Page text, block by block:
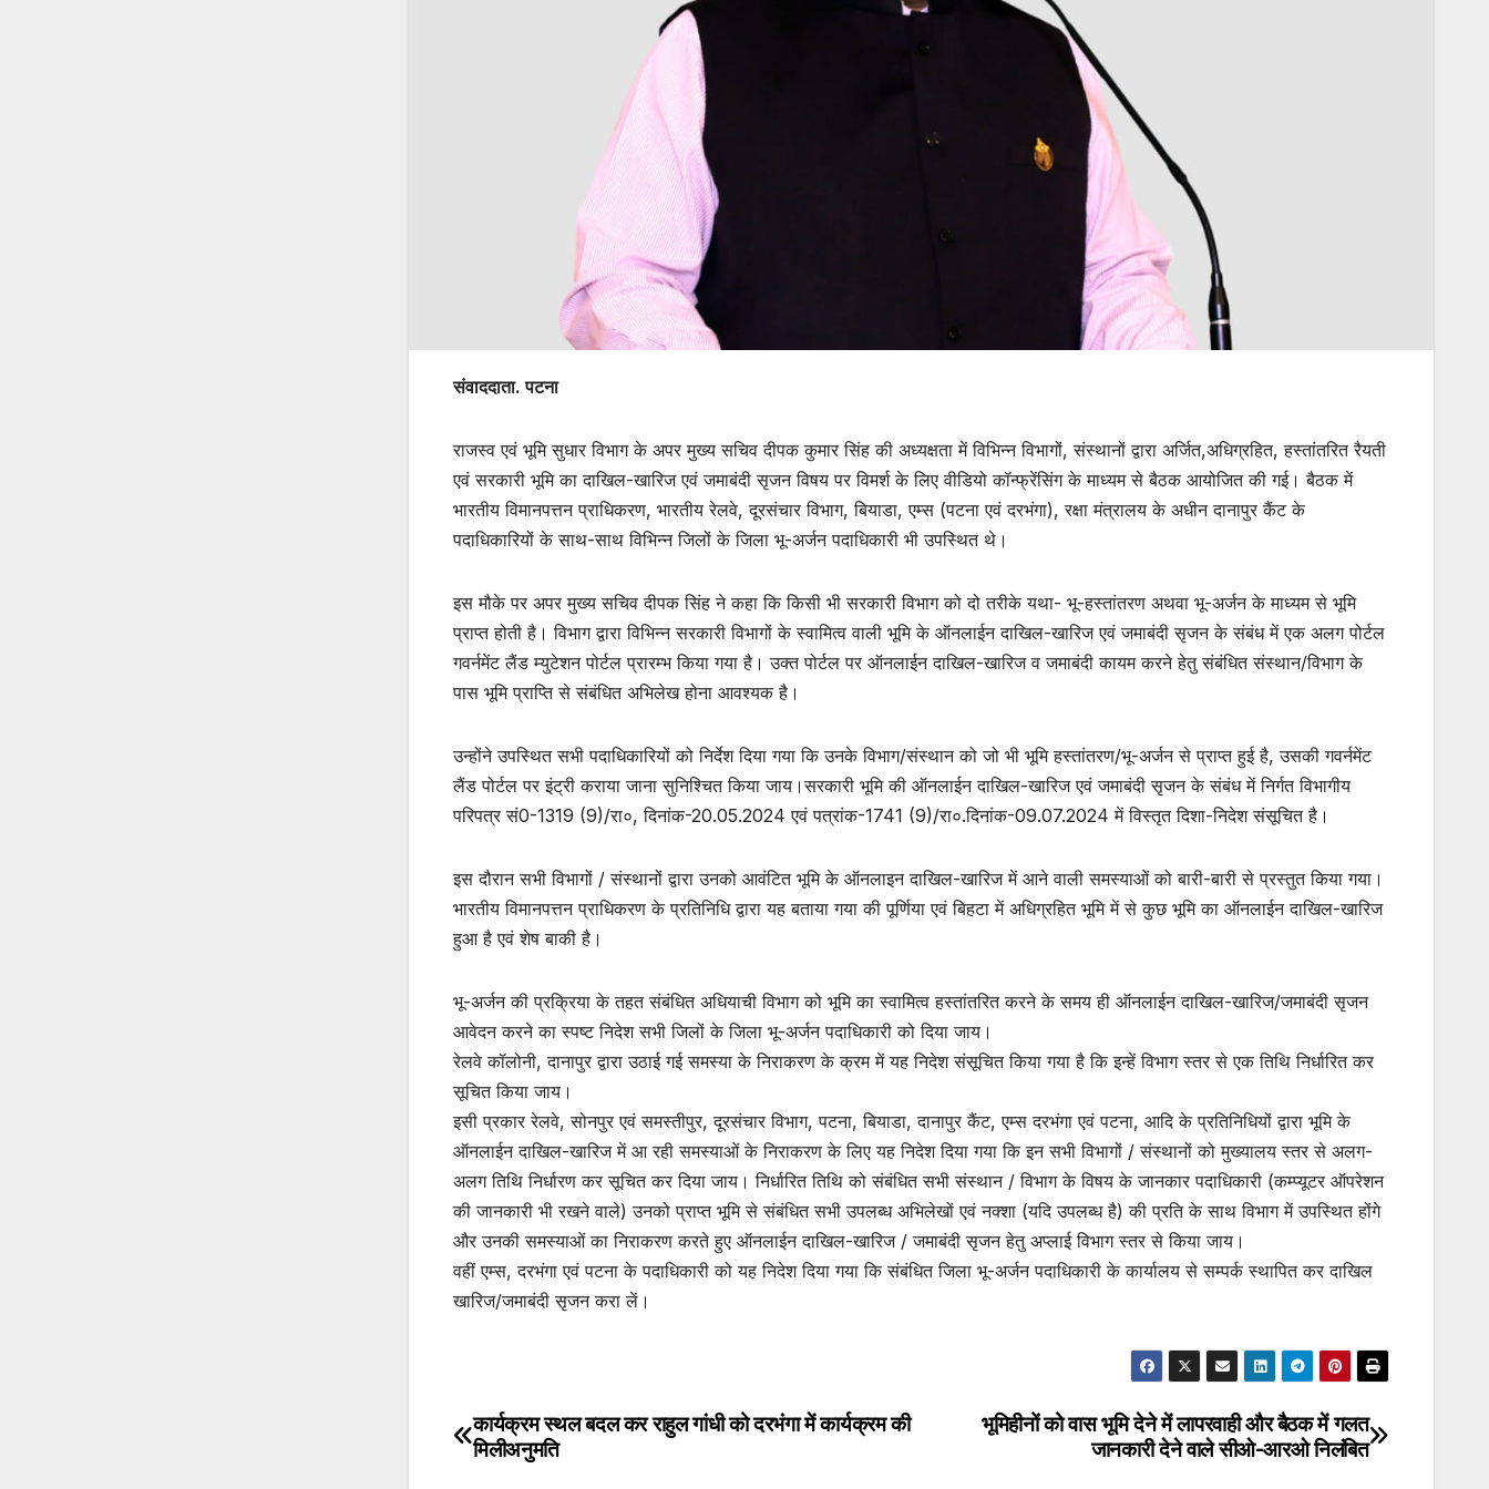
संवाददाता. पटना
राजस्व एवं भूमि सुधार विभाग के अपर मुख्य सचिव दीपक कुमार सिंह की अध्यक्षता में विभिन्न विभागों, संस्थानों द्वारा अर्जित,अधिग्रहित, हस्तांतरित रैयती
एवं सरकारी भूमि का दाखिल-खारिज एवं जमाबंदी सृजन विषय पर विमर्श के लिए वीडियो कॉन्फ्रेंसिंग के माध्यम से बैठक आयोजित की गई। बैठक में
भारतीय विमानपत्तन प्राधिकरण, भारतीय रेलवे, दूरसंचार विभाग, बियाडा, एम्स (पटना एवं दरभंगा), रक्षा मंत्रालय के अधीन दानापुर कैंट के
पदाधिकारियों के साथ-साथ विभिन्न जिलों के जिला भू-अर्जन पदाधिकारी भी उपस्थित थे।
इस मौके पर अपर मुख्य सचिव दीपक सिंह ने कहा कि किसी भी सरकारी विभाग को दो तरीके यथा- भू-हस्तांतरण अथवा भू-अर्जन के माध्यम से भूमि
प्राप्त होती है। विभाग द्वारा विभिन्न सरकारी विभागों के स्वामित्व वाली भूमि के ऑनलाईन दाखिल-खारिज एवं जमाबंदी सृजन के संबंध में एक अलग पोर्टल
गवर्नमेंट लैंड म्युटेशन पोर्टल प्रारम्भ किया गया है। उक्त पोर्टल पर ऑनलाईन दाखिल-खारिज व जमाबंदी कायम करने हेतु संबंधित संस्थान/विभाग के
पास भूमि प्राप्ति से संबंधित अभिलेख होना आवश्यक है।
उन्होंने उपस्थित सभी पदाधिकारियों को निर्देश दिया गया कि उनके विभाग/संस्थान को जो भी भूमि हस्तांतरण/भू-अर्जन से प्राप्त हुई है, उसकी गवर्नमेंट
लैंड पोर्टल पर इंट्री कराया जाना सुनिश्चित किया जाय।सरकारी भूमि की ऑनलाईन दाखिल-खारिज एवं जमाबंदी सृजन के संबंध में निर्गत विभागीय
परिपत्र सं0-1319 (9)/रा०, दिनांक-20.05.2024 एवं पत्रांक-1741 (9)/रा०.दिनांक-09.07.2024 में विस्तृत दिशा-निदेश संसूचित है।
इस दौरान सभी विभागों / संस्थानों द्वारा उनको आवंटित भूमि के ऑनलाइन दाखिल-खारिज में आने वाली समस्याओं को बारी-बारी से प्रस्तुत किया गया।
भारतीय विमानपत्तन प्राधिकरण के प्रतिनिधि द्वारा यह बताया गया की पूर्णिया एवं बिहटा में अधिग्रहित भूमि में से कुछ भूमि का ऑनलाईन दाखिल-खारिज
हुआ है एवं शेष बाकी है।
भू-अर्जन की प्रक्रिया के तहत संबंधित अधियाची विभाग को भूमि का स्वामित्व हस्तांतरित करने के समय ही ऑनलाईन दाखिल-खारिज/जमाबंदी सृजन
आवेदन करने का स्पष्ट निदेश सभी जिलों के जिला भू-अर्जन पदाधिकारी को दिया जाय।
रेलवे कॉलोनी, दानापुर द्वारा उठाई गई समस्या के निराकरण के क्रम में यह निदेश संसूचित किया गया है कि इन्हें विभाग स्तर से एक तिथि निर्धारित कर
सूचित किया जाय।
इसी प्रकार रेलवे, सोनपुर एवं समस्तीपुर, दूरसंचार विभाग, पटना, बियाडा, दानापुर कैंट, एम्स दरभंगा एवं पटना, आदि के प्रतिनिधियों द्वारा भूमि के
ऑनलाईन दाखिल-खारिज में आ रही समस्याओं के निराकरण के लिए यह निदेश दिया गया कि इन सभी विभागों / संस्थानों को मुख्यालय स्तर से अलग-
अलग तिथि निर्धारण कर सूचित कर दिया जाय। निर्धारित तिथि को संबंधित सभी संस्थान / विभाग के विषय के जानकार पदाधिकारी (कम्प्यूटर ऑपरेशन
की जानकारी भी रखने वाले) उनको प्राप्त भूमि से संबंधित सभी उपलब्ध अभिलेखों एवं नक्शा (यदि उपलब्ध है) की प्रति के साथ विभाग में उपस्थित होंगे
और उनकी समस्याओं का निराकरण करते हुए ऑनलाईन दाखिल-खारिज / जमाबंदी सृजन हेतु अप्लाई विभाग स्तर से किया जाय।
वहीं एम्स, दरभंगा एवं पटना के पदाधिकारी को यह निदेश दिया गया कि संबंधित जिला भू-अर्जन पदाधिकारी के कार्यालय से सम्पर्क स्थापित कर दाखिल
खारिज/जमाबंदी सृजन करा लें।
Post
भूमिहीनों को वास भूमि देने में लापरवाही और बैठक में गलत
जानकारी देने वाले सीओ-आरओ निलंबित
कार्यक्रम स्थल बदल कर राहुल गांधी को दरभंगा में कार्यक्रम की
मिलीअनुमति